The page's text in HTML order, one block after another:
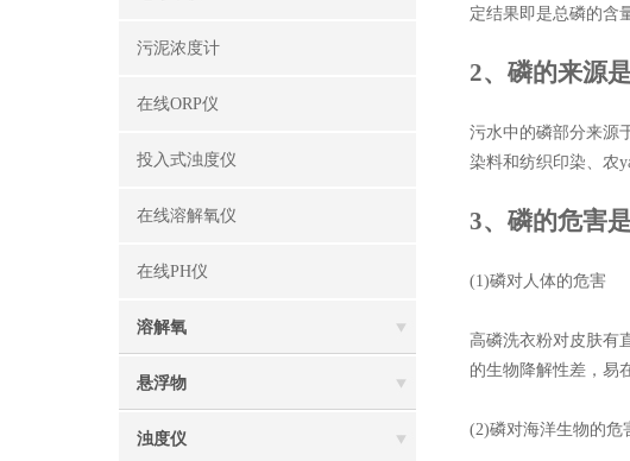
污泥浓度计
在线ORP仪
投入式浊度仪
在线溶解氧仪
在线PH仪
溶解氧
悬浮物
浊度仪
定结果即是总磷的含
2、磷的来源
污水中的磷部分来源
染料和纺织印染、农
3、磷的危害
(1)磷对人体的危害
高磷洗衣粉对皮肤有
的生物降解性差，易
(2)磷对海洋生物的危